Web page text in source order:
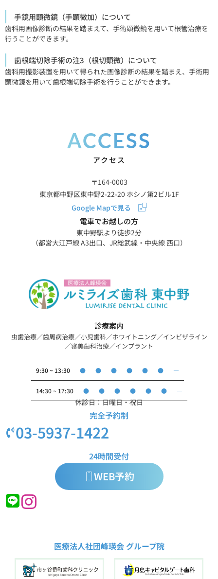
手鏡用顕微鏡（手顕微加）について
歯科用画像診断の結果を踏まえて、手術顕微鏡を用いて根管治療を
行うことができます。
歯根端切除手術の注3（根切顕微）について
歯科用撮影装置を用いて得られた画像診断の結果を踏まえ、手術用
顕微鏡を用いて歯根端切除手術を行うことができます。
ACCESS
アクセス
診療案内
虫歯治療／歯周病治療／小児歯科／ホワイトニング／インビザライン
／審美歯科治療／インプラント
9:30 ~ 13:30 ● ● ● ● ● ● ―
14:30 ~ 17:30 ● ● ● ● ● ● ―
休診日：日曜日・祝日
完全予約制
03-5937-1422
24時間受付
WEB予約
〒164-0003
東京都中野区東中野2-22-20 ホシノ第2ビル1F
Google Mapで見る
電車でお越しの方
東中野駅より徒歩2分
（都営大江戸線 A3出口、JR総武線・中央線 西口）
医療法人社団峰瑛会 グループ院